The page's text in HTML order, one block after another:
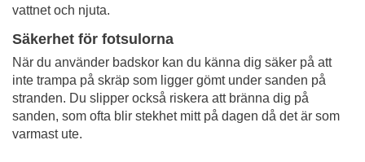
vattnet och njuta.
Säkerhet för fotsulorna
När du använder badskor kan du känna dig säker på att
inte trampa på skräp som ligger gömt under sanden på
stranden. Du slipper också riskera att bränna dig på
sanden, som ofta blir stekhet mitt på dagen då det är som
varmast ute.